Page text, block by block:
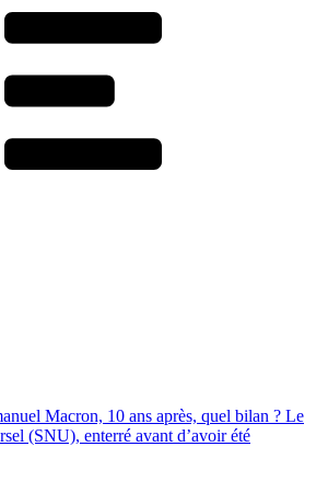
Macron, 10 ans après, quel bilan ? Le
(SNU), enterré avant d’avoir été